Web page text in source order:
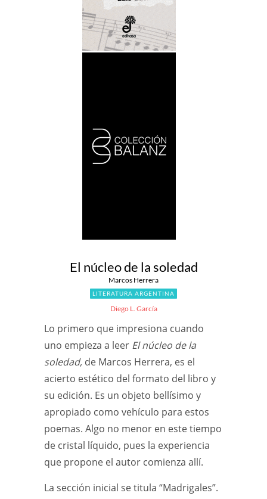
El núcleo de la soledad
Marcos Herrera
LITERATURA ARGENTINA
Diego L. García
Lo primero que impresiona cuando
uno empieza a leer El núcleo de la
soledad, de Marcos Herrera, es el
acierto estético del formato del libro y
su edición. Es un objeto bellísimo y
apropiado como vehículo para estos
poemas. Algo no menor en este tiempo
de cristal líquido, pues la experiencia
que propone el autor comienza allí.
La sección inicial se titula “Madrigales”.